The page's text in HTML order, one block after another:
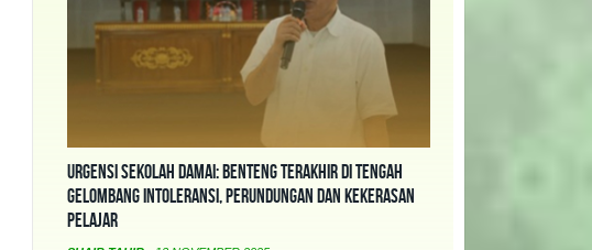
Urgensi Sekolah Damai: Benteng Terakhir di Tengah
Gelombang Intoleransi, Perundungan dan Kekerasan
Pelajar